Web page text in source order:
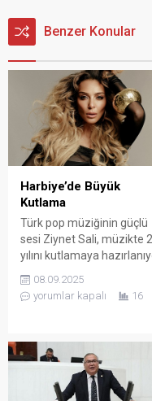
Benzer Konular
Harbiye’de Büyük
Kutlama
Türk pop müziğinin güçlü
sesi Ziynet Sali, müzikte
yılını kutlamaya
Harbiye Açıkhava
Tiyatrosu’nda hayranlarıyla
günlerde verdiği röportajda
kariyerine dair samimi
açıklamalarda bulunan
08.09.2025
yorumlar kapalı
16